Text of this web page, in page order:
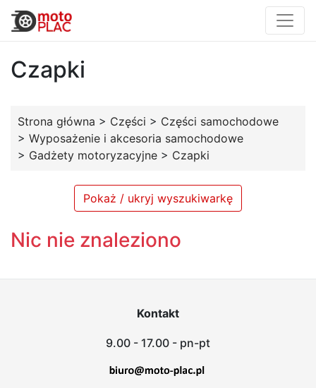
Czapki
Strona główna > Części > Części samochodowe
> Wyposażenie i akcesoria samochodowe
> Gadżety motoryzacyjne > Czapki
Pokaż / ukryj wyszukiwarkę
Nic nie znaleziono
Kontakt
9.00 - 17.00 - pn-pt